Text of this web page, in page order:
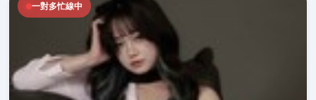
一對多忙線中